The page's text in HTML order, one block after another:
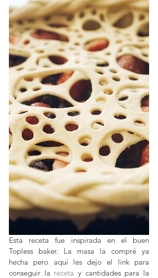
Esta receta fue inspirada en el buen
Topless baker. La masa la compré ya
hecha pero aquí les dejo el link para
conseguir la receta y cantidades para la